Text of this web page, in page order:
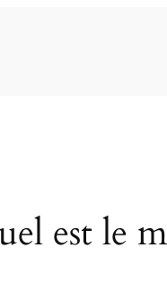
est le